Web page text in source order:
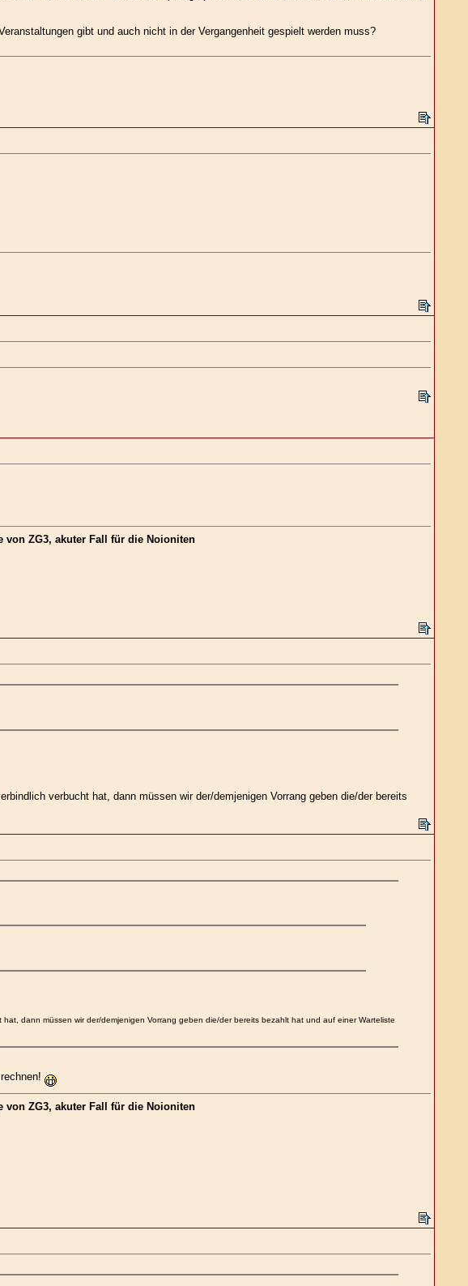
gibt und auch nicht in der Vergangenheit gespielt werden muss?
von ZG3, akuter Fall für die Noioniten
verbucht hat, dann müssen wir der/demjenigen Vorrang geben die/der bereits
dann müssen wir der/demjenigen Vorrang geben die/der bereits bezahlt hat und auf einer Warteliste
von ZG3, akuter Fall für die Noioniten